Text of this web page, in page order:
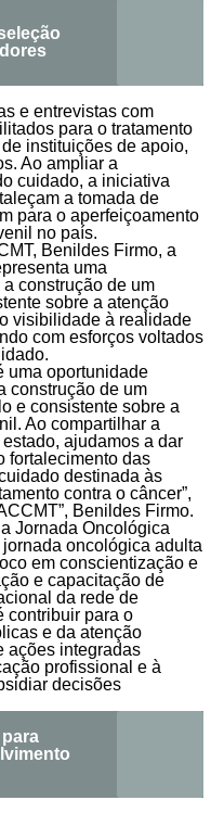
e entrevistas com
para o tratamento
instituições de apoio,
Ao ampliar a
cuidado, a iniciativa
a tomada de
para o aperfeiçoamento
no país.
Benildes Firmo, a
uma
construção de um
sobre a atenção
visibilidade à realidade
com esforços voltados
uma oportunidade
construção de um
e consistente sobre a
Ao compartilhar a
ajudamos a dar
fortalecimento das
destinada às
contra o câncer”,
Benildes Firmo.
Jornada Oncológica
oncológica adulta
em conscientização e
e capacitação de
da rede de
contribuir para o
e da atenção
ações integradas
profissional e à
decisões
para